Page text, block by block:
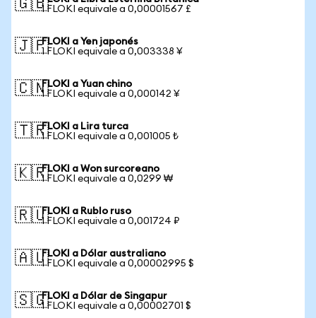
🇬🇧1 FLOKI equivale a 0,00001567 £
🇯🇵FLOKI a Yen japonés
1 FLOKI equivale a 0,003338 ¥
🇨🇳FLOKI a Yuan chino
1 FLOKI equivale a 0,000142 ¥
🇹🇷FLOKI a Lira turca
1 FLOKI equivale a 0,001005 ₺
🇰🇷FLOKI a Won surcoreano
1 FLOKI equivale a 0,0299 ₩
🇷🇺FLOKI a Rublo ruso
1 FLOKI equivale a 0,001724 ₽
🇦🇺FLOKI a Dólar australiano
1 FLOKI equivale a 0,00002995 $
🇸🇬FLOKI a Dólar de Singapur
1 FLOKI equivale a 0,00002701 $